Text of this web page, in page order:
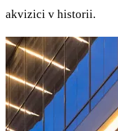
akvizici v historii.